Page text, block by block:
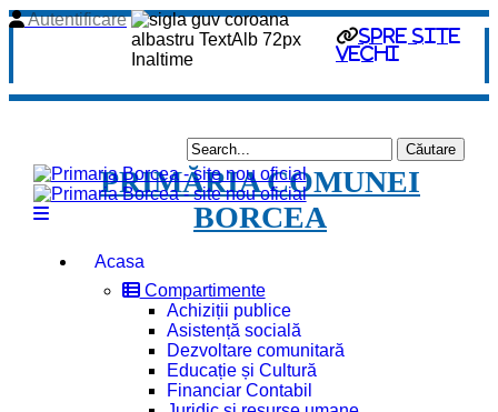
spre site
vechi
Autentificare
PRIMĂRIA COMUNEI
BORCEA
Acasa
Compartimente
Achiziții publice
Asistență socială
Dezvoltare comunitară
Educație și Cultură
Financiar Contabil